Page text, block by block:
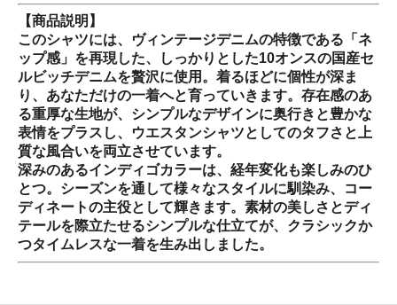
【商品説明】
このシャツには、ヴィンテージデニムの特徴である「ネ
ップ感」を再現した、しっかりとした10オンスの国産セ
ルビッチデニムを贅沢に使用。着るほどに個性が深ま
り、あなただけの一着へと育っていきます。存在感のあ
る重厚な生地が、シンプルなデザインに奥行きと豊かな
表情をプラスし、ウエスタンシャツとしてのタフさと上
質な風合いを両立させています。
深みのあるインディゴカラーは、経年変化も楽しみのひ
とつ。シーズンを通して様々なスタイルに馴染み、コー
ディネートの主役として輝きます。素材の美しさとディ
テールを際立たせるシンプルな仕立てが、クラシックか
つタイムレスな一着を生み出しました。